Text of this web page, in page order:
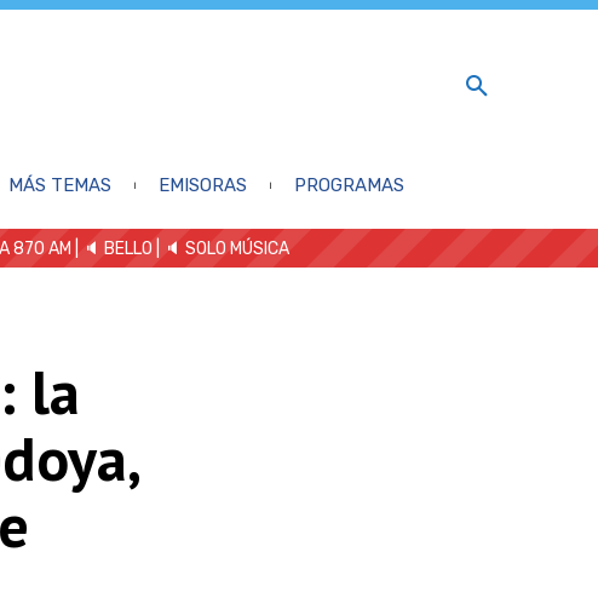
MÁS TEMAS EMISORAS PROGRAMAS
870 AM | 🔈 BELLO 🔈 SOLO MÚSICA
la